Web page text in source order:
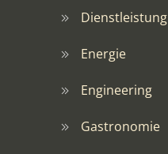
Dienstleistung
Energie
Engineering
Gastronomie